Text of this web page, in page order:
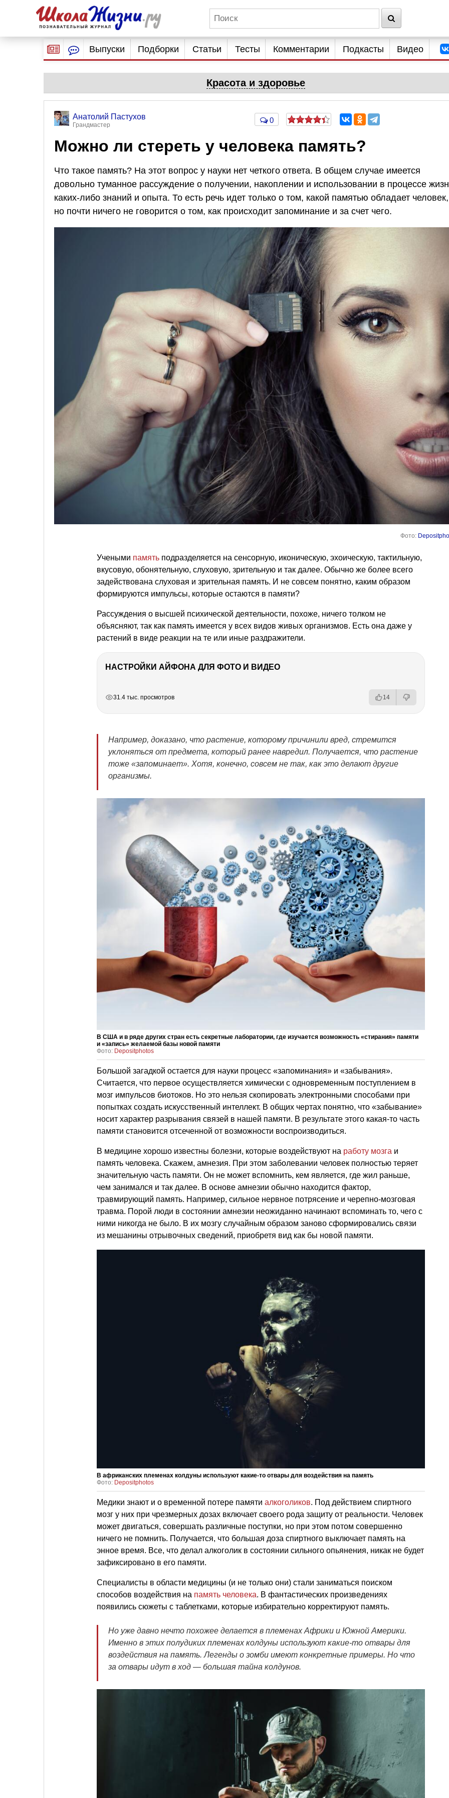
Выпуски Подборки Статьи Тесты Комментарии Подкасты Видео
Красота и здоровье
Анатолий Пастухов
Грандмастер
0
Можно ли стереть у человека память?
Что такое память? На этот вопрос у науки нет четкого ответа. В общем случае имеется
довольно туманное рассуждение о получении, накоплении и использовании в процессе
каких-либо знаний и опыта. То есть речь идет только о том, какой памятью обладает человек,
но почти ничего не говорится о том, как происходит запоминание и за счет чего.
Фото:
Учеными память подразделяется на сенсорную, иконическую, эхоическую, тактильную,
вкусовую, обонятельную, слуховую, зрительную и так далее. Обычно же более всего
задействована слуховая и зрительная память. И не совсем понятно, каким образом
формируются импульсы, которые остаются в памяти?
Рассуждения о высшей психической деятельности, похоже, ничего толком не
объясняют, так как память имеется у всех видов живых организмов. Есть она даже у
растений в виде реакции на те или иные раздражители.
НАСТРОЙКИ АЙФОНА ДЛЯ ФОТО И ВИДЕО
31.4 тыс. просмотров 14
Например, доказано, что растение, которому причинили вред, стремится
уклоняться от предмета, который ранее навредил. Получается, что растение
тоже «запоминает». Хотя, конечно, совсем не так, как это делают другие
организмы.
В США и в ряде других стран есть секретные лаборатории, где изучается возможность «стирания» памяти
и «запись» желаемой базы новой памяти
Фото: Depositphotos
Большой загадкой остается для науки процесс «запоминания» и «забывания».
Считается, что первое осуществляется химически с одновременным поступлением в
мозг импульсов биотоков. Но это нельзя скопировать электронными способами при
попытках создать искусственный интеллект. В общих чертах понятно, что «забывание»
носит характер разрывания связей в нашей памяти. В результате этого какая-то часть
памяти становится отсеченной от возможности воспроизводиться.
В медицине хорошо известны болезни, которые воздействуют на работу мозга и
память человека. Скажем, амнезия. При этом заболевании человек полностью теряет
значительную часть памяти. Он не может вспомнить, кем является, где жил раньше,
чем занимался и так далее. В основе амнезии обычно находится фактор,
травмирующий память. Например, сильное нервное потрясение и черепно-мозговая
травма. Порой люди в состоянии амнезии неожиданно начинают вспоминать то, чего с
ними никогда не было. В их мозгу случайным образом заново сформировались связи
из мешанины отрывочных сведений, приобретя вид как бы новой памяти.
В африканских племенах колдуны используют какие-то отвары для воздействия на память
Фото: Depositphotos
Медики знают и о временной потере памяти алкоголиков. Под действием спиртного
мозг у них при чрезмерных дозах включает своего рода защиту от реальности. Человек
может двигаться, совершать различные поступки, но при этом потом совершенно
ничего не помнить. Получается, что большая доза спиртного выключает память на
энное время. Все, что делал алкоголик в состоянии сильного опьянения, никак не будет
зафиксировано в его памяти.
Специалисты в области медицины (и не только они) стали заниматься поиском
способов воздействия на память человека. В фантастических произведениях
появились сюжеты с таблетками, которые избирательно корректируют память.
Но уже давно нечто похожее делается в племенах Африки и Южной Америки.
Именно в этих полудиких племенах колдуны используют какие-то отвары для
воздействия на память. Легенды о зомби имеют конкретные примеры. Но что
за отвары идут в ход — большая тайна колдунов.